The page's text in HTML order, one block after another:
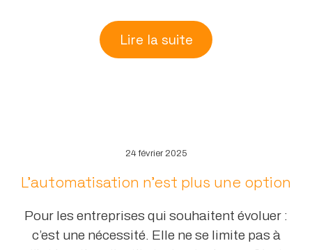
Lire la suite
24 février 2025
L’automatisation n’est plus une option
Pour les entreprises qui souhaitent évoluer :
c’est une nécessité. Elle ne se limite pas à